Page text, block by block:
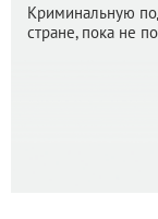
Криминальную
стране, пока не